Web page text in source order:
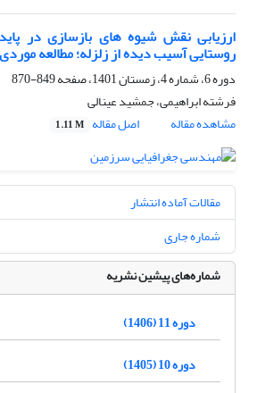
ارزیابی نقش شیوه های بازسازی در
روستایی آسیب دیده از زلزله؛ مطالعه
دوره 6، شماره 4، زمستان 1401، صفحه
849-870
فرشته ابراهیمی، جمشید عینالی
مشاهده مقاله
اصل مقاله 1.11 M
مقالات آماده انتشار
شماره جاری
شماره‌های پیشین نشریه
دوره 11 (1406)
دوره 10 (1405)